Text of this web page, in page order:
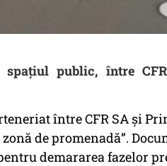
public, între
între CFR SA și
de promenadă”.
demararea fazelor